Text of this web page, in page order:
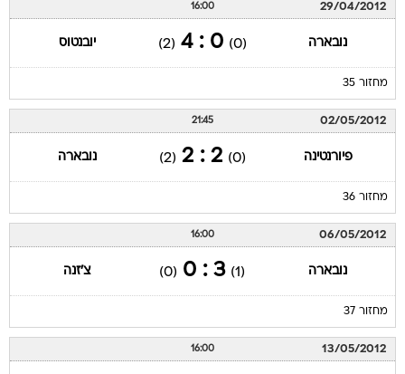
29/04/2012
16:00
נובארה (0)
0 : 4
(2) יובנטוס
מחזור 35
02/05/2012
21:45
פיורנטינה (0)
2 : 2
(2) נובארה
מחזור 36
06/05/2012
16:00
נובארה (1)
3 : 0
(0) צ'זנה
מחזור 37
13/05/2012
16:00